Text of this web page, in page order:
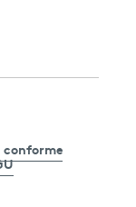
conforme